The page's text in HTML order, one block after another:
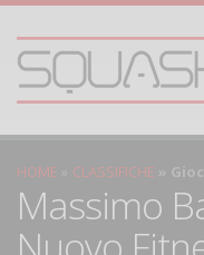
HOME CLASSIFICHE
Massimo